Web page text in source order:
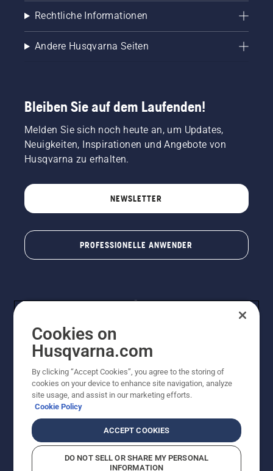
Rechtliche Informationen
Andere Husqvarna Seiten
Bleiben Sie auf dem Laufenden!
Melden Sie sich noch heute an, um Updates,
Neuigkeiten, Inspirationen und Angebote von
Husqvarna zu erhalten.
NEWSLETTER
PROFESSIONELLE ANWENDER
© Husqvarna® AB (publ). Alle Rechte vorbehalten. Die
Preisangaben sind unverbindliche Preisempfehlungen
von Husqvarna Schweiz AG an den teilnehmenden
Fachhandel, Preise in CHF inklusive 8,1% MWST und
unverbindliche Preisempfehlungen (inkl. MwSt), es sei
denn sie sind für den direkten Kauf verfügbar.
Cookie-RichtlinieNutzungsbedingungen Datenschutzerklärung
Vermutete Verstöße melden
Cookies on
Husqvarna.com
By clicking “Accept Cookies”, you agree to the storing of
cookies on your device to enhance site navigation, analyze
site usage, and assist in our marketing efforts.
Cookie Policy
ACCEPT COOKIES
DO NOT SELL OR SHARE MY PERSONAL
INFORMATION